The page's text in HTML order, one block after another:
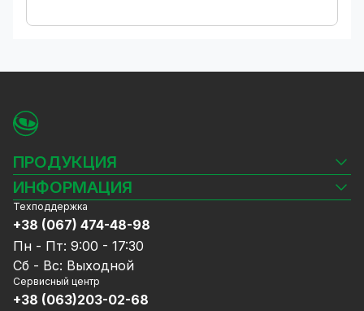
ПРОДУКЦИЯ
Камеры видеонаблюдения
Видеорегистраторы
Комплекты видеонаблюдения
СКУД
Источники питания
Сетевое оборудование
Ноутбуки и компьютеры
ИНФОРМАЦИЯ
Блог
Доставка и оплата
Гарантия и Сервисное обслуживание
Политика конфиденциальности
Договор публичной оферты
Сотрудничество
Техподдержка
+38 (067) 474-48-98
Пн - Пт: 9:00 - 17:30
Сб - Вс: Выходной
Сервисный центр
+38 (063)203-02-68